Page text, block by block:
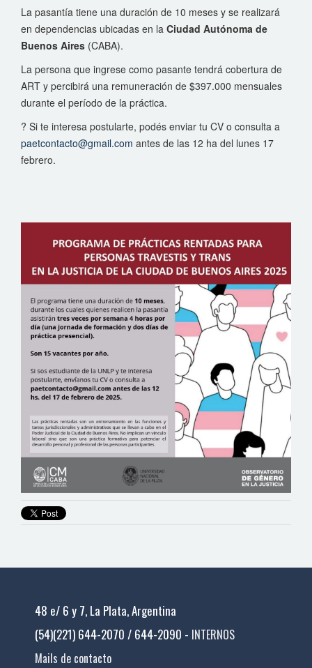
La pasantía tiene una duración de 10 meses y se realizará
en dependencias ubicadas en la Ciudad Autónoma de
Buenos Aires (CABA).
La persona que ingrese como pasante tendrá cobertura de
ART y percibirá una remuneración de $397.000 mensuales
durante el período de la práctica.
? Si te interesa postularte, podés enviar tu CV o consulta a
paetcontacto@gmail.com antes de las 12 ha del lunes 17
febrero.
48 e/ 6 y 7, La Plata, Argentina
(54)(221) 644-2070 / 644-2090 - INTERNOS
Mails de contacto